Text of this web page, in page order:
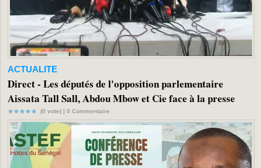
ACTUALITE
Direct - Les députés de l'opposition parlementaire
Aissata Tall Sall, Abdou Mbow et Cie face à la presse
(0 vote) | 0 Commentaire